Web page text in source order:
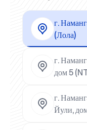
г.
(Лола)
г.
дом 5
г.
Йули,